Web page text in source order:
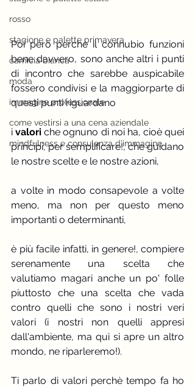
rosso
stagione e palette primavera
camicia bianca
moda
immagine professionale
come vestirsi a una cena aziendale
mindfulness e consulenza d'immagine
Poi però perchè il connubio funzioni
bene davvero, sono anche altri i punti
di incontro che sarebbe auspicabile
fossero condivisi e la maggiorparte di
questi punti riguardano
i valori che ognuno di noi ha, cioè quei
principi, per semplificare!, che guidano
le nostre scelte e le nostre azioni,
a volte in modo consapevole a volte
meno, ma non per questo meno
importanti o determinanti,
è più facile infatti, in genere!, compiere
serenamente una scelta che
valutiamo magari anche un po' folle
piuttosto che una scelta che vada
contro quelli che sono i nostri veri
valori (i nostri non quelli appresi
dall'ambiente, ma qui si apre un altro
mondo, ne riparleremo!).
Ti parlo di valori perchè tempo fa ho